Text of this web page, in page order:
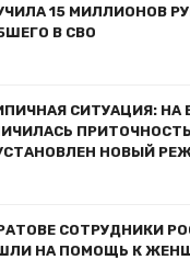
15 МИЛЛИОНОВ
В СВО
СИТУАЦИЯ: НА
НОВЫЙ
СОТРУДНИКИ
НА ПОМОЩЬ К